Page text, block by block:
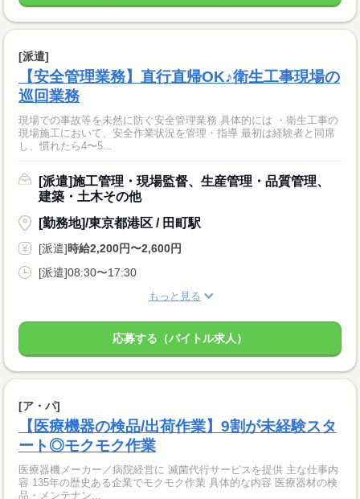
[派遣]
【安全管理業務】直行直帰OK♪衛生工事現場の
巡回業務
現場での事故等を未然に防ぐ安全管理業務 具体的には ・衛生工事の
現場施工において、安全作業状況を管理・指導 最初は経験者と同席
し、慣れたら4〜5...
[派遣]施工管理・現場監督、生産管理・品質管理、
建築・土木その他
[勤務地]/東京都港区 / 田町駅
[派遣]時給2,200円〜2,600円
[派遣]08:30〜17:30
もっと見る
応募する（バイトル求人）
[ア・パ]
【医療機器の検品/出荷作業】9割が未経験スタ
ート◎モクモク作業
医療器機メーカー／病院経営に 滅菌代行サービスを提供 主な仕事内
容 135年の歴史ある企業でモクモク作業 具体的な内容 医療器材の検
品・メンテナン...